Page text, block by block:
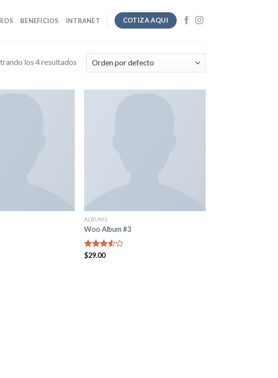
BENEFICIOS INTRANET COTIZA AQUI
los 4 resultados
ALBUMS
Woo Album #3
Valorado
$29.00